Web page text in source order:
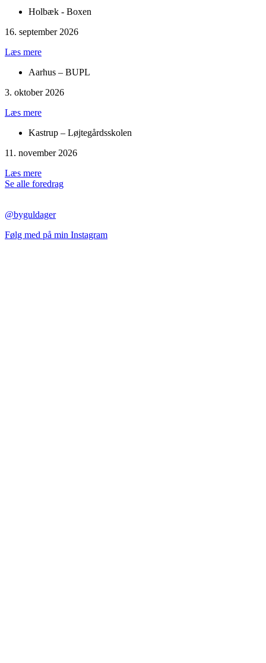
Holbæk - Boxen
16. september 2026
Læs mere
Aarhus – BUPL
3. oktober 2026
Læs mere
Kastrup – Løjtegårdsskolen
11. november 2026
Læs mere
Se alle foredrag
@byguldager
Følg med på min Instagram